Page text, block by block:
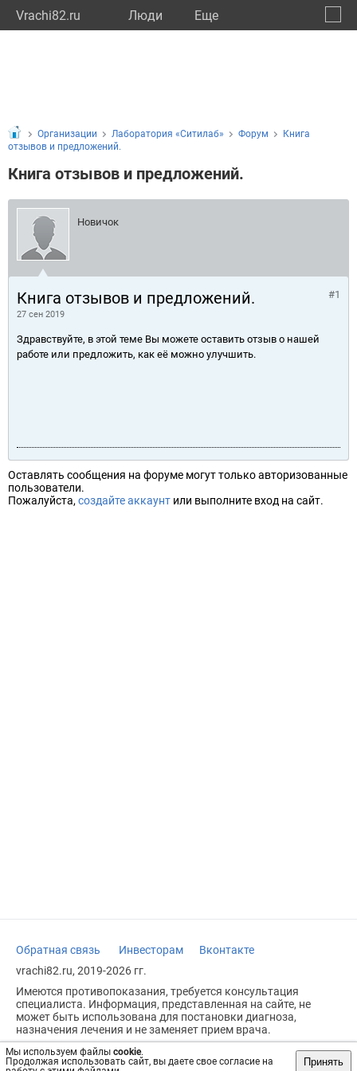
Vrachi82.ru Люди Eще
Мы используем файлы cookie.
Продолжая использовать сайт, вы даете свое согласие на
Принять
Организации Лаборатория «Ситилаб» Форум
Книга
отзывов и предложений.
Книга отзывов и предложений.
Новичок
Книга отзывов и предложений.
27 сен 2019
#1
Здравствуйте, в этой теме Вы можете оставить отзыв о нашей
работе или предложить, как её можно улучшить.
Оставлять сообщения на форуме могут только авторизованные
пользователи.
Пожалуйста, создайте аккаунт или выполните вход на сайт.
Обратная связь Инвесторам
Вконтакте
vrachi82.ru, 2019-2026 гг.
Имеются противопоказания, требуется консультация
специалиста. Информация, представленная на сайте, не
может быть использована для постановки диагноза,
назначения лечения и не заменяет прием врача.
Возрастное ограничение: 18+